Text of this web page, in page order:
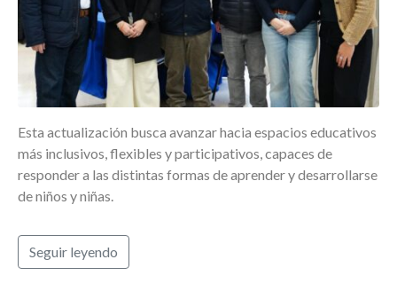
Esta actualización busca avanzar hacia espacios educativos
más inclusivos, flexibles y participativos, capaces de
responder a las distintas formas de aprender y desarrollarse
de niños y niñas.
Seguir leyendo